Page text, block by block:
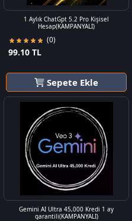
1 Aylık ChatGpt 5.2 Pro Kişisel
Hesap(KAMPANYALI)
(0)
99.10 TL
Sepete Ekle
Gemini AI Ultra 45,000 Kredi 1 ay
garantili(KAMPANYALI)